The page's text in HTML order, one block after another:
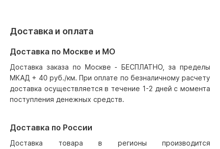
Доставка и оплата
Доставка по Москве и МО
Доставка заказа по Москве - БЕСПЛАТНО, за пределы
МКАД + 40 руб./км. При оплате по безналичному расчету
доставка осуществляется в течение 1-2 дней с момента
поступления денежных средств.
Доставка по России
Доставка товара в регионы производится